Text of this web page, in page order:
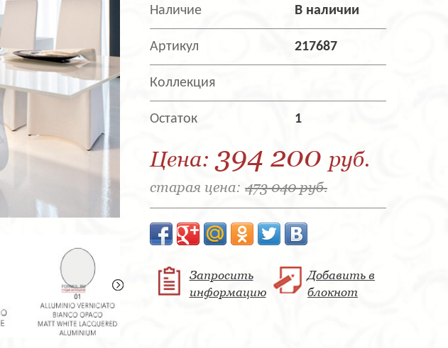
Наличие В наличии
Артикул 217687
Коллекция
Остаток 1
Цена: 394 200 руб.
старая цена: 473 040 руб.
Запросить
информацию
Добавить в
блокнот